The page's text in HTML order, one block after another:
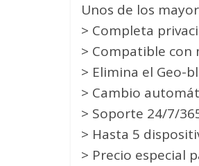
Unos de los
> Completa
> Compatible
> Elimina el Geo-
> Cambio
> Soporte 24/7/
> Hasta 5
> Precio especial